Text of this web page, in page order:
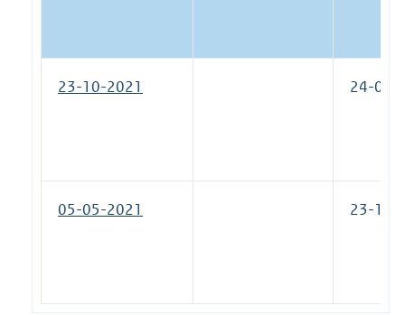
23-10-2021 24-01-
05-05-2021 23-10-